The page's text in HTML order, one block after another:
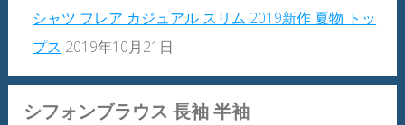
シャツ フレア カジュアル スリム 2019新作 夏物 トッ
プス 2019年10月21日
シフォンブラウス 長袖 半袖